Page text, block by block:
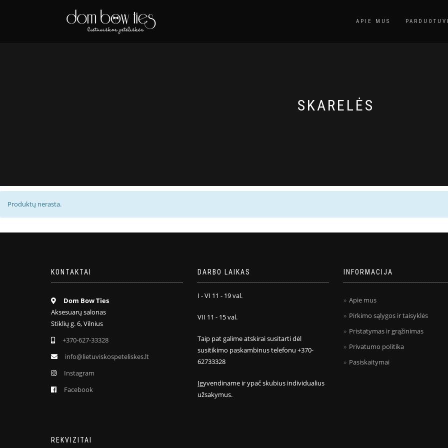
APIE MUS
SKARELĖS
Produktų nerasta.
KONTAKTAI
Dom Bow Ties
Aksesuarų salonas
Stiklių g. 6, Vilnius
+370-627-33328
info@lietuviskospeteliskes.lt
Instagram
Facebook
REKVIZITAI
DARBO LAIKAS
I - VI 11 - 19 val.
VII 11 - 15 val.
Taip pat galime atskirai susitarti dėl
susitikimo paskambinus telefonu +370-
62733328
Įgyvendiname ir ypač skubius individualius
užsakymus.
INFORMACIJA
Apie mus
Pirkimo sąlygos ir taisyklės
Pristatymas ir grąžinimas
Privatumo politika
Pasiskaitymai